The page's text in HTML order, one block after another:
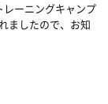
レーニングキャンプ
ましたので、お知